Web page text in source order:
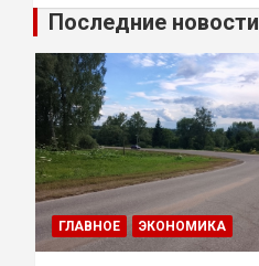
Последние новости
ГЛАВНОЕ ЭКОНОМИКА